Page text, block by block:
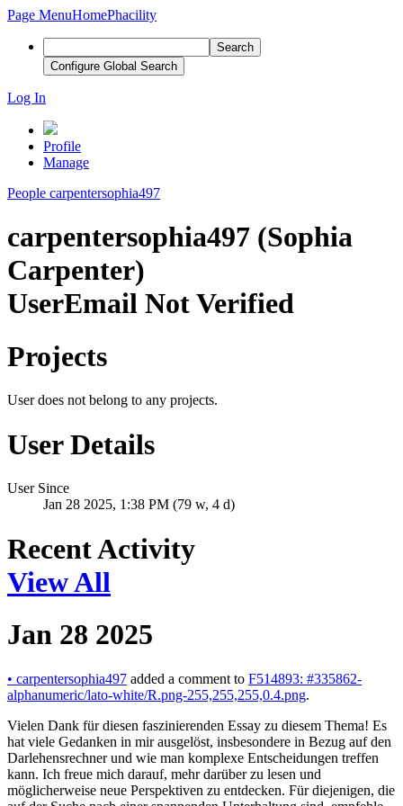
Page MenuHomePhacility
Search
Configure Global Search
Log In
Profile
Manage
People carpentersophia497
carpentersophia497 (Sophia
Carpenter)
UserEmail Not Verified
Projects
User does not belong to any projects.
User Details
User Since
Jan 28 2025, 1:38 PM (79 w, 4 d)
Recent Activity
View All
Jan 28 2025
• carpentersophia497 added a comment to F514893: #335862-
alphanumeric/lato-white/R.png-255,255,255,0.4.png.
Vielen Dank für diesen faszinierenden Essay zu diesem Thema! Es
hat viele Gedanken in mir ausgelöst, insbesondere in Bezug auf den
Darlehensrechner und wie man komplexe Entscheidungen treffen
kann. Ich freue mich darauf, mehr darüber zu lesen und
möglicherweise neue Perspektiven zu entdecken. Für diejenigen, die